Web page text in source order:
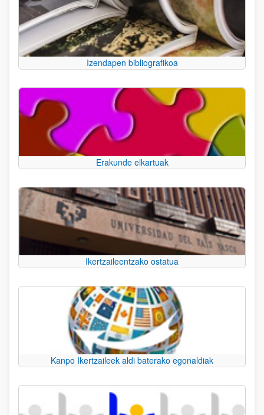
Izendapen bibliografikoa
Erakunde elkartuak
Ikertzaileentzako ostatua
Kanpo Ikertzaileek aldi baterako egonaldiak